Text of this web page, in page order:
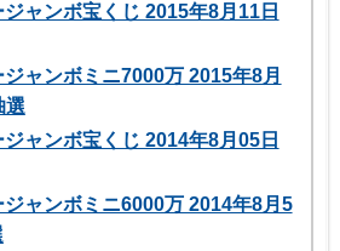
ャンボ宝くじ 2015年8月11日
ャンボミニ7000万 2015年8月
選
ャンボ宝くじ 2014年8月05日
ャンボミニ6000万 2014年8月5